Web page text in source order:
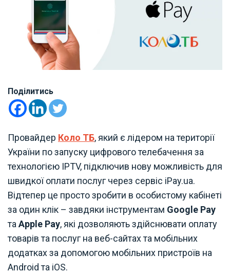
Поділитись
Провайдер Коло ТБ, який є лідером на території
України по запуску цифрового телебачення за
технологією IPTV, підключив нову можливість для
швидкої оплати послуг через сервіс iPay.ua.
Відтепер це просто зробити в особистому кабінеті
за один клік – завдяки інструментам Google Pay
та Apple Pay, які дозволяють здійснювати оплату
товарів та послуг на веб-сайтах та мобільних
додатках за допомогою мобільних пристроїв на
Android та iOS.